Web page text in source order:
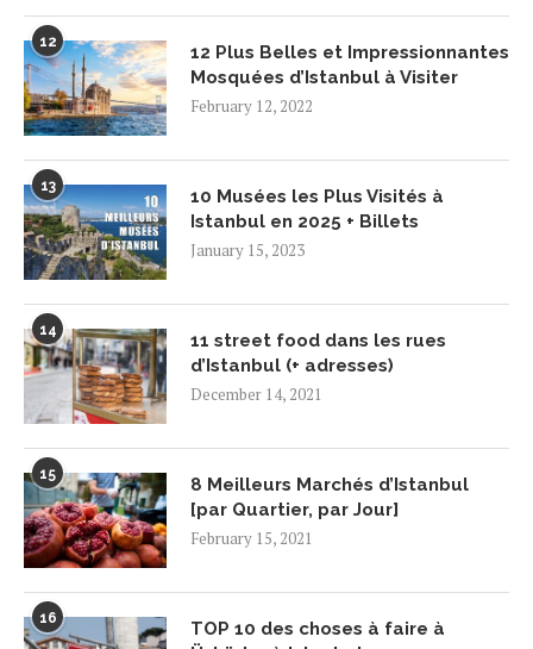
12
12 Plus Belles et Impressionnantes
Mosquées d’Istanbul à Visiter
February 12, 2022
13
10 Musées les Plus Visités à
Istanbul en 2025 + Billets
January 15, 2023
14
11 street food dans les rues
d’Istanbul (+ adresses)
December 14, 2021
15
8 Meilleurs Marchés d’Istanbul
[par Quartier, par Jour]
February 15, 2021
16
TOP 10 des choses à faire à